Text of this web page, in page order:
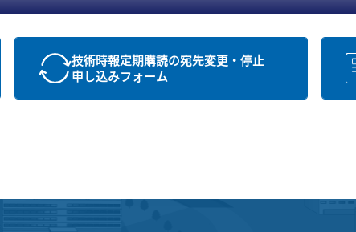
技術時報定期購読の宛先変更・停止
申し込みフォーム